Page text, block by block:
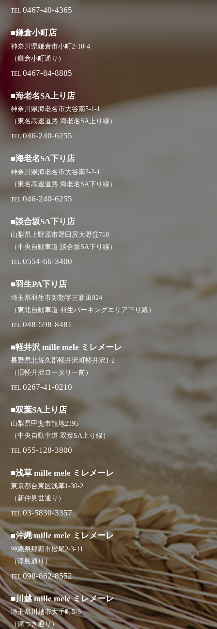
TEL 0467-40-4365
■鎌倉小町店
神奈川県鎌倉市小町2-10-4
（鎌倉小町通り）
TEL 0467-84-8885
■海老名SA上り店
神奈川県海老名市大谷南5-1-1
（東名高速道路 海老名SA上り線）
TEL 046-240-6255
■海老名SA下り店
神奈川県海老名市大谷南5-2-1
（東名高速道路 海老名SA下り線）
TEL 046-240-6255
■談合坂SA下り店
山梨県上野原市野田尻大野窪710
（中央自動車道 談合坂SA下り線）
TEL 0554-66-3400
■羽生PA下り店
埼玉県羽生市弥勒字三新田824
（東北自動車道 羽生パーキングエリア下り線）
TEL 048-598-8481
■軽井沢 mille mele ミレメーレ
長野県北佐久郡軽井沢町軽井沢1-2
（旧軽井沢ロータリー前）
TEL 0267-41-0210
■双葉SA上り店
山梨県甲斐市龍地2395
（中央自動車道 双葉SA上り線）
TEL 055-128-3800
■浅草 mille mele ミレメーレ
東京都台東区浅草1-30-2
（新仲見世通り）
TEL 03-5830-3357
■沖縄 mille mele ミレメーレ
沖縄県那覇市松尾2-3-11
（浮島通り）
TEL 098-862-8552
■川越 mille mele ミレメーレ
埼玉県川越市大手町5-3
（鐘つき通り）